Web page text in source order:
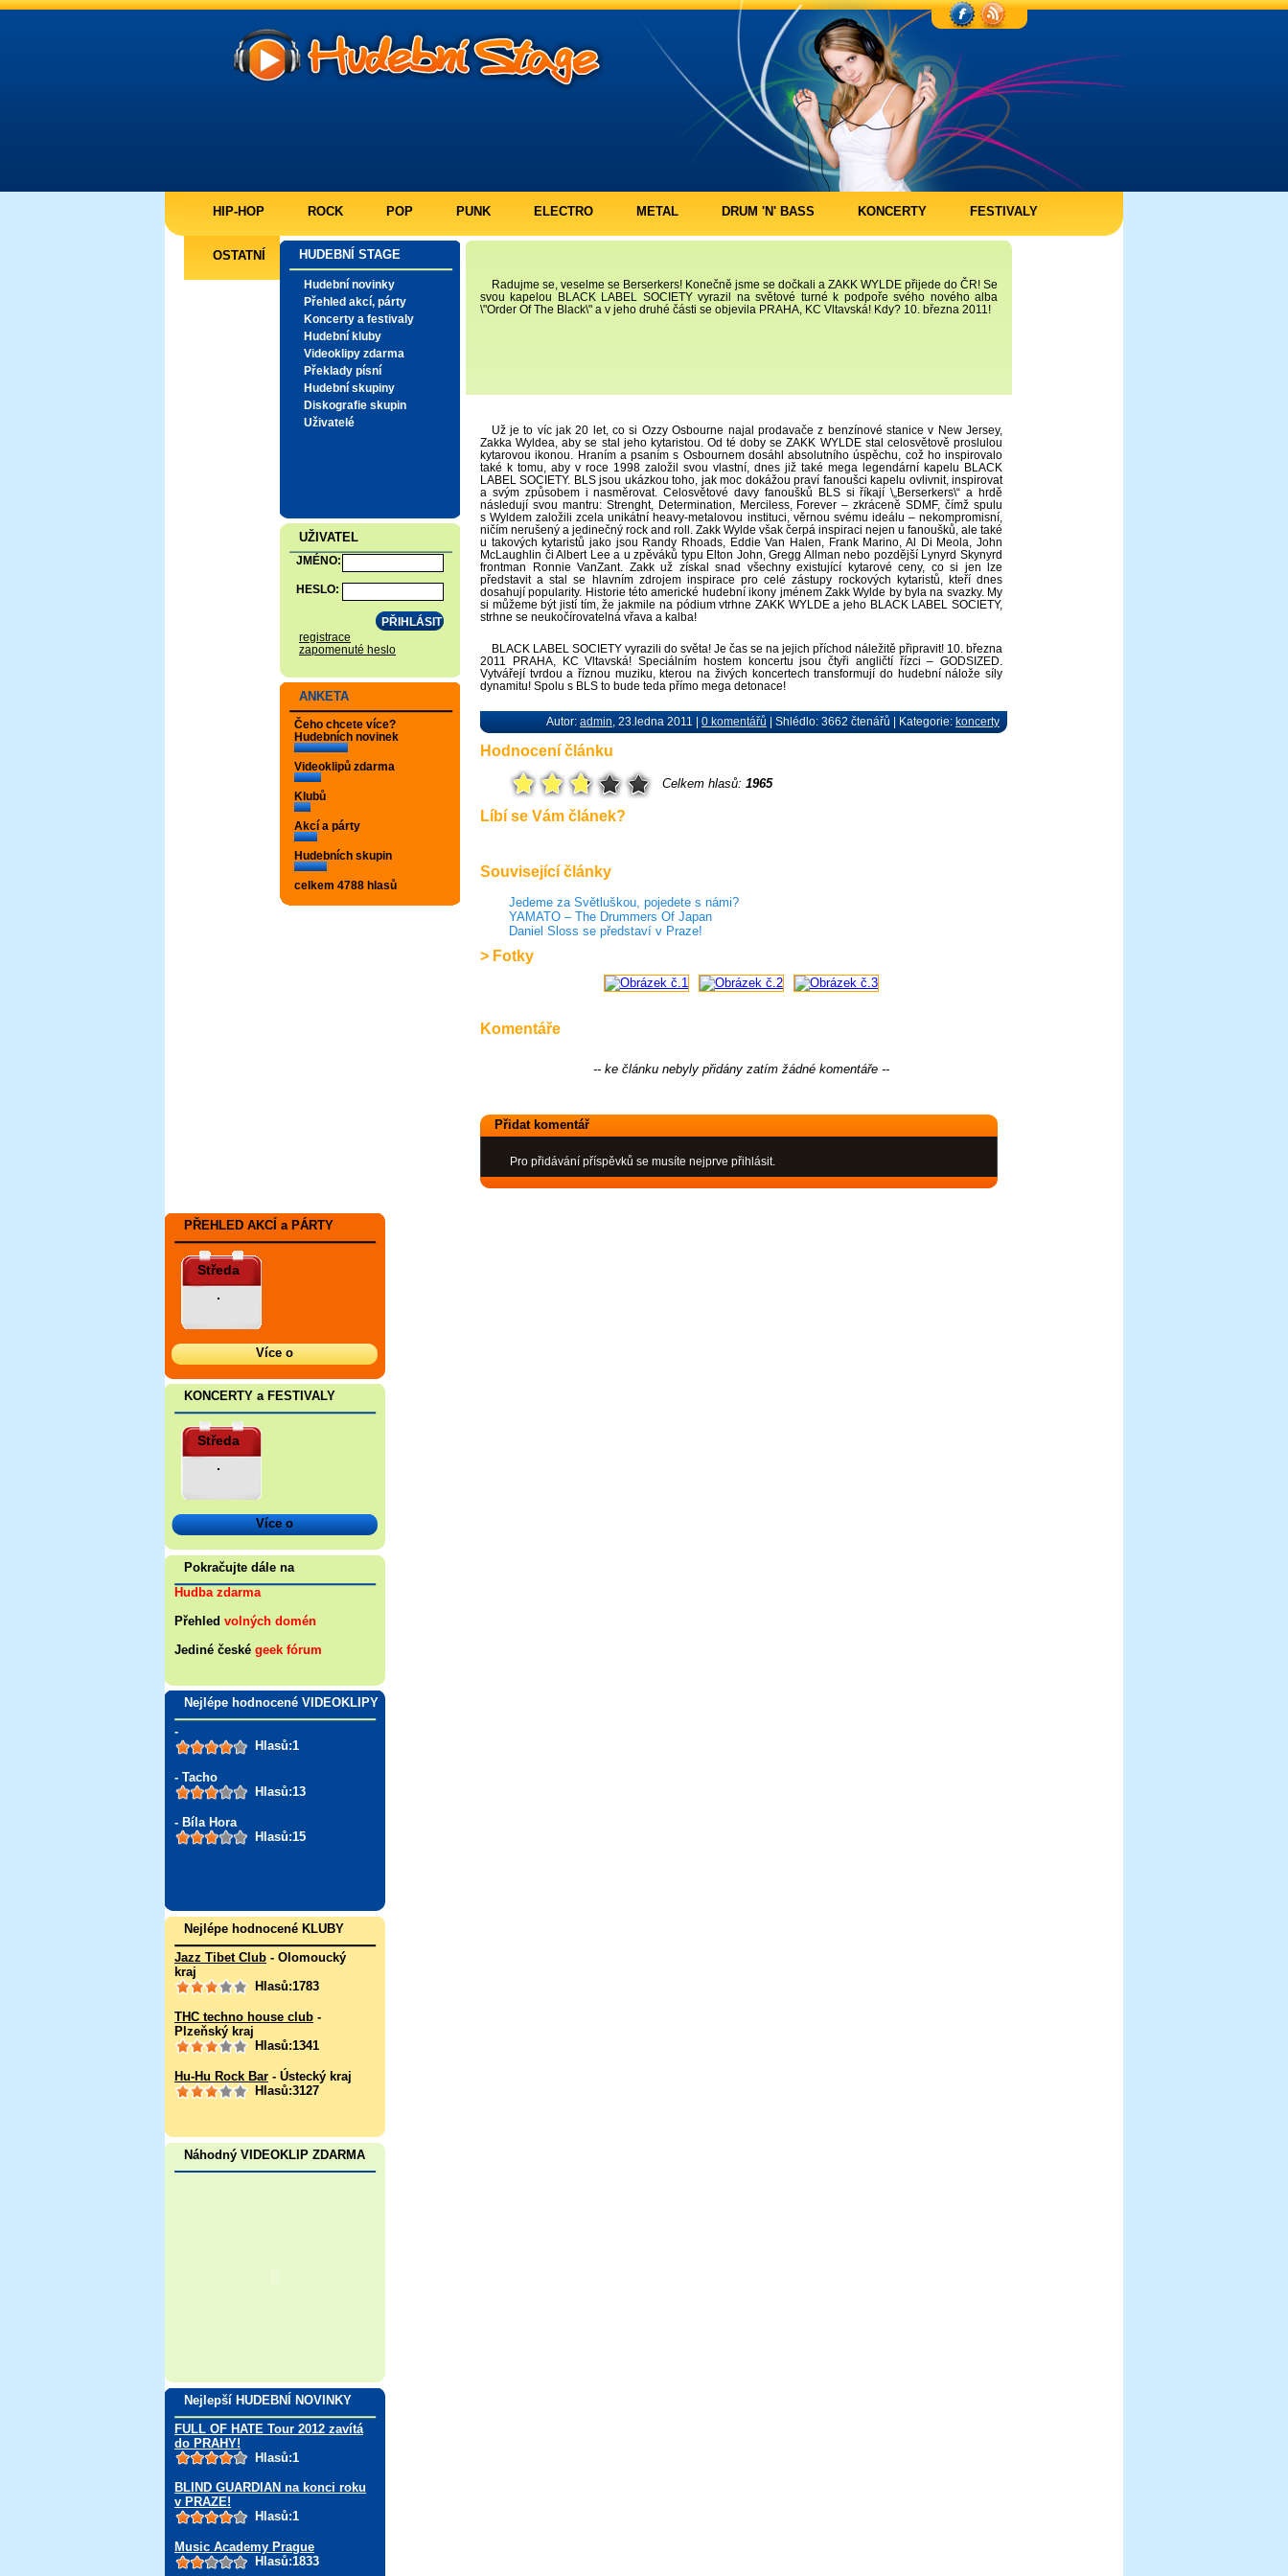
HIP-HOP ROCK POP PUNK ELECTRO METAL DRUM 'N' BASS KONCERTY FESTIVALY
OSTATNÍ HUDEBNÍ STAGE
Hudební novinky
Přehled akcí, párty
Koncerty a festivaly
Hudební kluby
Videoklipy zdarma
Překlady písní
Hudební skupiny
Diskografie skupin
Uživatelé
UŽIVATEL
JMÉNO:
HESLO:
registrace
zapomenuté heslo
ANKETA
Čeho chcete více?
Hudebních novinek
Videoklipů zdarma
Klubů
Akcí a párty
Hudebních skupin
celkem 4788 hlasů
Radujme se, veselme se Berserkers! Konečně jsme se dočkali a ZAKK WYLDE přijede do ČR! Se
svou kapelou BLACK LABEL SOCIETY vyrazil na světové turné k podpoře svého nového alba
\"Order Of The Black\" a v jeho druhé části se objevila PRAHA, KC Vltavská! Kdy? 10. března 2011!
Už je to víc jak 20 let, co si Ozzy Osbourne najal prodavače z benzínové stanice v New Jersey,
Zakka Wyldea, aby se stal jeho kytaristou. Od té doby se ZAKK WYLDE stal celosvětově proslulou
kytarovou ikonou. Hraním a psaním s Osbournem dosáhl absolutního úspěchu, což ho inspirovalo
také k tomu, aby v roce 1998 založil svou vlastní, dnes již také mega legendární kapelu BLACK
LABEL SOCIETY. BLS jsou ukázkou toho, jak moc dokážou praví fanoušci kapelu ovlivnit, inspirovat
a svým způsobem i nasměrovat. Celosvětové davy fanoušků BLS si říkají \„Berserkers\“ a hrdě
následují svou mantru: Strenght, Determination, Merciless, Forever – zkráceně SDMF, čímž spulu
s Wyldem založili zcela unikátní heavy-metalovou instituci, věrnou svému ideálu – nekompromisní,
ničím nerušený a jedinečný rock and roll. Zakk Wylde však čerpá inspiraci nejen u fanoušků, ale také
u takových kytaristů jako jsou Randy Rhoads, Eddie Van Halen, Frank Marino, Al Di Meola, John
McLaughlin či Albert Lee a u zpěváků typu Elton John, Gregg Allman nebo pozdější Lynyrd Skynyrd
frontman Ronnie VanZant. Zakk už získal snad všechny existující kytarové ceny, co si jen lze
představit a stal se hlavním zdrojem inspirace pro celé zástupy rockových kytaristů, kteří dnes
dosahují popularity. Historie této americké hudební ikony jménem Zakk Wylde by byla na svazky. My
si můžeme být jistí tím, že jakmile na pódium vtrhne ZAKK WYLDE a jeho BLACK LABEL SOCIETY,
strhne se neukočírovatelná vřava a kalba!
BLACK LABEL SOCIETY vyrazili do světa! Je čas se na jejich příchod náležitě připravit! 10. března
2011 PRAHA, KC Vltavská! Speciálním hostem koncertu jsou čtyři angličtí řízci – GODSIZED.
Vytvářejí tvrdou a říznou muziku, kterou na živých koncertech transformují do hudební nálože síly
dynamitu! Spolu s BLS to bude teda přímo mega detonace!
Autor: admin , 23.ledna 2011 | 0 komentářů | Shlédlo: 3662 čtenářů | Kategorie: koncerty
Hodnocení článku
Celkem hlasů: 1965
Líbí se Vám článek?
Související články
Jedeme za Světluškou, pojedete s námi?
YAMATO – The Drummers Of Japan
Daniel Sloss se představí v Praze!
> Fotky
Komentáře
-- ke článku nebyly přidány zatím žádné komentáře --
Přidat komentář
Pro přidávání příspěvků se musíte nejprve přihlásit.
PŘEHLED AKCÍ a PÁRTY
Středa
.
Více o
KONCERTY a FESTIVALY
Středa
.
Více o
Pokračujte dále na
Hudba zdarma
Přehled volných domén
Jediné české geek fórum
Nejlépe hodnocené VIDEOKLIPY
-
Hlasů:1
- Tacho
Hlasů:13
- Bíla Hora
Hlasů:15
Nejlépe hodnocené KLUBY
Jazz Tibet Club - Olomoucký
kraj
Hlasů:1783
THC techno house club -
Plzeňský kraj
Hlasů:1341
Hu-Hu Rock Bar - Ústecký kraj
Hlasů:3127
Náhodný VIDEOKLIP ZDARMA
Nejlepší HUDEBNÍ NOVINKY
FULL OF HATE Tour 2012 zavítá
do PRAHY!
Hlasů:1
BLIND GUARDIAN na konci roku
v PRAZE!
Hlasů:1
Music Academy Prague
Hlasů:1833